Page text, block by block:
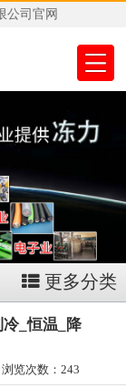
公司官网
更多分类
_恒温_降
览次数：243